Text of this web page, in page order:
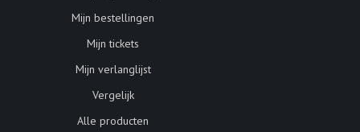
Mijn bestellingen
Mijn tickets
Mijn verlanglijst
Vergelijk
Alle producten